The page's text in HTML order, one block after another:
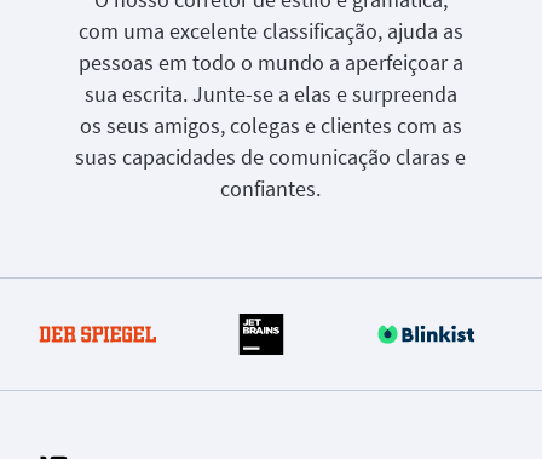
com uma excelente classificação, ajuda as
pessoas em todo o mundo a aperfeiçoar a
sua escrita. Junte-se a elas e surpreenda
os seus amigos, colegas e clientes com as
suas capacidades de comunicação claras e
confiantes.